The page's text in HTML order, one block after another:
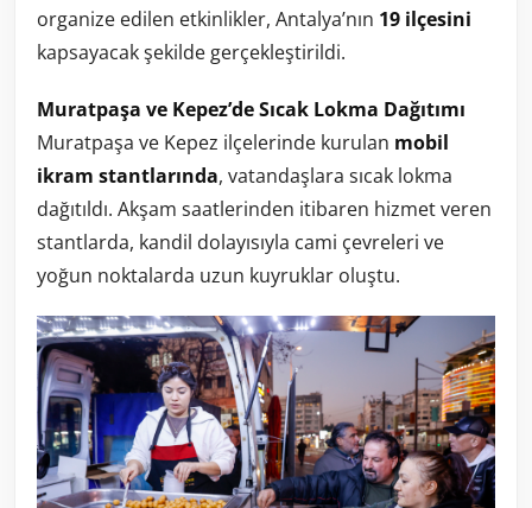
organize edilen etkinlikler, Antalya’nın 19 ilçesini
kapsayacak şekilde gerçekleştirildi.
Muratpaşa ve Kepez’de Sıcak Lokma Dağıtımı
Muratpaşa ve Kepez ilçelerinde kurulan mobil
ikram stantlarında, vatandaşlara sıcak lokma
dağıtıldı. Akşam saatlerinden itibaren hizmet veren
stantlarda, kandil dolayısıyla cami çevreleri ve
yoğun noktalarda uzun kuyruklar oluştu.